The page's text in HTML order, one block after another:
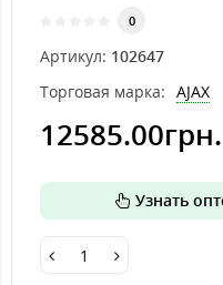
0
Артикул: 102647
Торговая марка: AJAX
12585.00грн.
Узнать